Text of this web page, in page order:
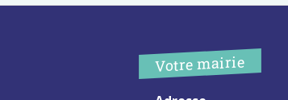
Votre mairie